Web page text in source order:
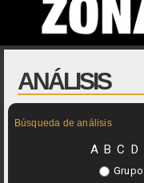
CONTENIDO
COMUNIDAD
FEEEDBACK
ANÁLISIS
Búsqueda de análisis
A B C D
Grupo